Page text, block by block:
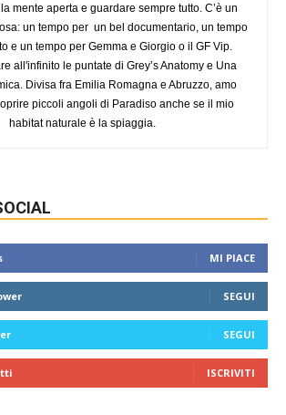
mente aperta e guardare sempre tutto. C’è un
un tempo per un bel documentario, un tempo
e un tempo per Gemma e Giorgio o il GF Vip.
all'infinito le puntate di Grey’s Anatomy e Una
Divisa fra Emilia Romagna e Abruzzo, amo
piccoli angoli di Paradiso anche se il mio
habitat naturale è la spiaggia.
MI PIACE
SEGUI
SEGUI
ISCRIVITI